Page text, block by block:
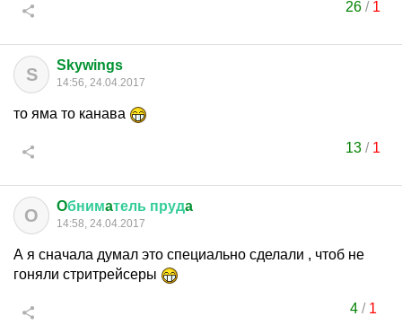
26 / 1
S Skywings
14:56, 24.04.2017
то яма то канава
13 / 1
O Oбнимaтель прудa
14:58, 24.04.2017
А я сначала думал это специально сделали , чтоб не
гоняли стритрейсеры
4/ 1